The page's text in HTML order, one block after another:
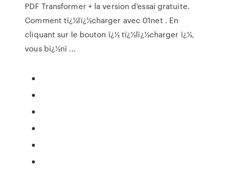
PDF Transformer + la version d'essai gratuite.
Comment tï¿½lï¿½charger avec 01net . En
cliquant sur le bouton ï¿½ tï¿½lï¿½charger ï¿½,
vous bï¿½nï ...